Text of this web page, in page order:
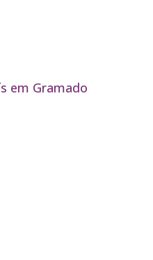
em Gramado